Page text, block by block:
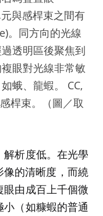
與感桿束之間有
。同方向的光線
透明區後聚焦到
眼對光線非常敏
蛾、龍蝦。 CC,
桿束。（圖／取
析度低。在光學
的清晰度，而繞
由成百上千個微
（如糠蝦的普通